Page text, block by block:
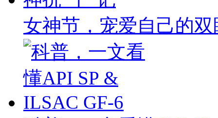
女神节，宠爱自己的